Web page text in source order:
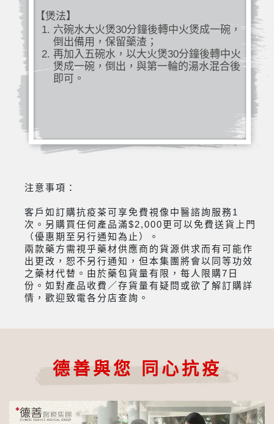
【煲法】
六碗水大火煲30分鐘後轉中火煲成一碗，
倒出備用，保留藥渣；
再加入五碗水，以大火煲30分鐘後轉中火
煲成一碗，倒出，與第一輪的湯水混合後
即可。
注意事項：
客戶如訂購抗疫茶可享免費視像中醫諮詢服務1
次。另購買任何產品滿$2,000更可以免費送貨上門
（優惠期至另行通知為止）。
兩款藥方需視乎藥材供應商的貨源供求而有可能作
出更改，恕不另行通知，但本集團將會以同等功效
之藥材代替。由於藥包貨量有限，每人限購7日
份。如對產品收費／存貨量有疑問或欲了解訂購詳
情，歡迎致電各分店查詢。
德善與您 同心抗疫